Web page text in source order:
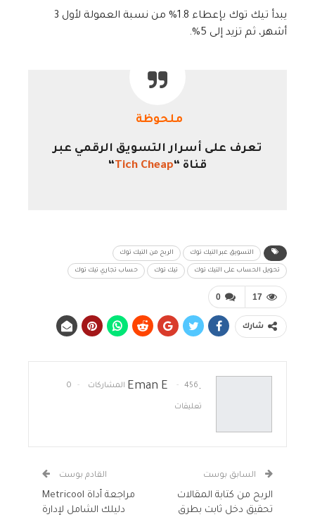
يبدأ تيك توك بإعطاء 1.8% من نسبة العمولة لأول 3
أشهر، ثم تزيد إلى 5%.
ملحوظة
تعرف على أسرار التسويق الرقمي عبر
قناة “Tich Cheap
“
التسويق عبر التيك توك الربح من التيك توك
تحويل الحساب على التيك توك تيك توك حساب تجاري تيك توك
0 17
شارك
.Eman E 456 المشاركات 0
تعليقات
السابق بوست
الربح من كتابة المقالات
تحقيق دخل ثابت بطرق
القادم بوست
مراجعة أداة Metricool
دليلك الشامل لإدارة